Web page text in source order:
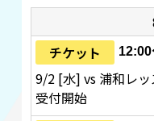
チケット
12:00
9/2 [水] vs 浦和レ
受付開始